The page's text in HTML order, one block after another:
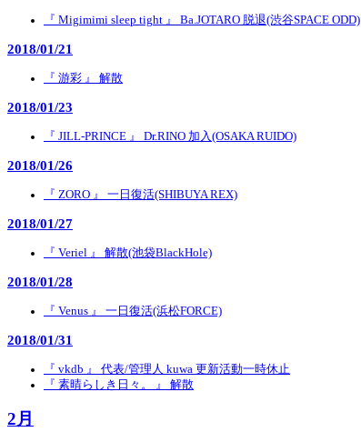
『 Migimimi sleep tight 』 Ba.JOTARO 脱退(渋谷SPACE ODD)
2018/01/21
『 游彩 』 解散
2018/01/23
『 JILL-PRINCE 』 Dr.RINO 加入(OSAKA RUIDO)
2018/01/26
『 ZORO 』 一日復活(SHIBUYA REX)
2018/01/27
『 Veriel 』 解散(池袋BlackHole)
2018/01/28
『 Venus 』 一日復活(浜松FORCE)
2018/01/31
『 vkdb 』 代表/管理人 kuwa 更新活動一時休止
『 素晴らしき日々。 』 解散
2月